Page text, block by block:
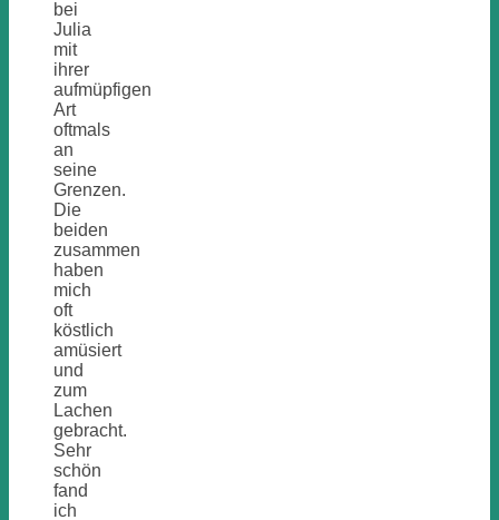
bei
Julia
mit
ihrer
aufmüpfigen
Art
oftmals
an
seine
Grenzen.
Die
beiden
zusammen
haben
mich
oft
köstlich
amüsiert
und
zum
Lachen
gebracht.
Sehr
schön
fand
ich